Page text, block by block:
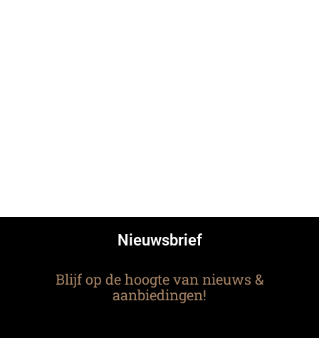
Nieuwsbrief
Blijf op de hoogte van nieuws &
aanbiedingen!